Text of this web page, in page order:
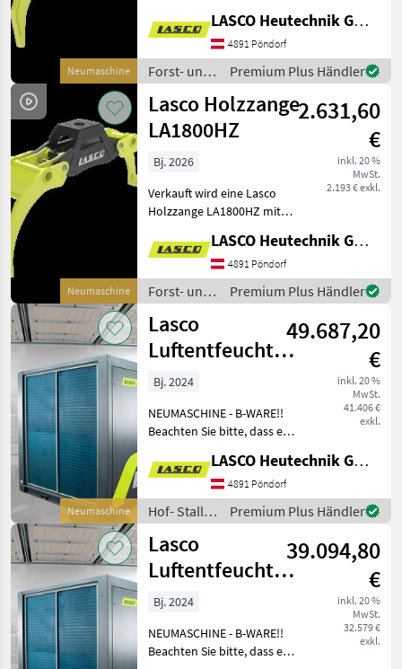
Neumaschine
Eigenschaften: -
Öffnungsweite: 1700mm -
Gewicht: 310kg -
Zangenschließkraft bei 200
b
LASCO Heutechnik GmbH
4891 Pöndorf
Forst- und
Holztechnik
/ Lasco
Premium Plus Händler
Neumaschine
Lasco Holzzange
LA1800HZ
2.631,60
€
inkl. 20 %
MwSt.
2.193 € exkl.
Bj. 2026
Verkauft wird eine Lasco
Holzzange LA1800HZ mit
Öffnungsweite: 1800mm -
Gewicht: 180 kg -
Zangenschließkraft bei 200
bar: 12, 6 kN -
LASCO Heutechnik GmbH
4891 Pöndorf
Forst- und
Holztechnik
/ Lasco
Premium Plus Händler
Neumaschine
Lasco
Luftentfeuchter
LADry HT 5.5
49.687,20
€
inkl. 20 %
MwSt.
41.406 €
exkl.
Bj. 2024
NEUMASCHINE - B-WARE!!
Beachten Sie bitte, dass es
Preis" handelt, je nach
gewünschter Konfiguration
kann daher der Preis variier
LASCO Heutechnik GmbH
4891 Pöndorf
Hof- Stall-
und
Weidetechnik
/ Lasco
Premium Plus Händler
Lasco
Luftentfeuchter
LADry HT 3.3
39.094,80
€
inkl. 20 %
MwSt.
32.579 €
exkl.
Bj. 2024
NEUMASCHINE - B-WARE!!
Beachten Sie bitte, dass es